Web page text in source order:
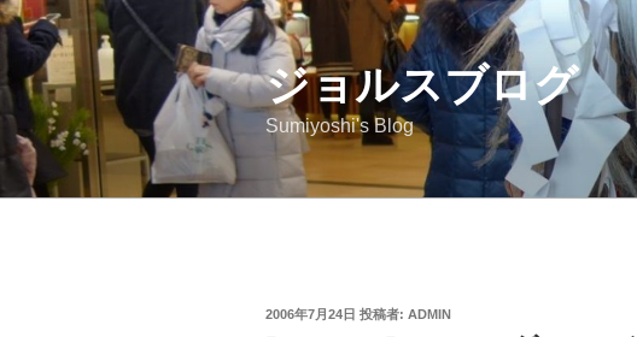
コ
ツ
へ
ジョルスブログ
Sumiyoshi's Blog
投
2006年7月24日 投稿者: ADMIN